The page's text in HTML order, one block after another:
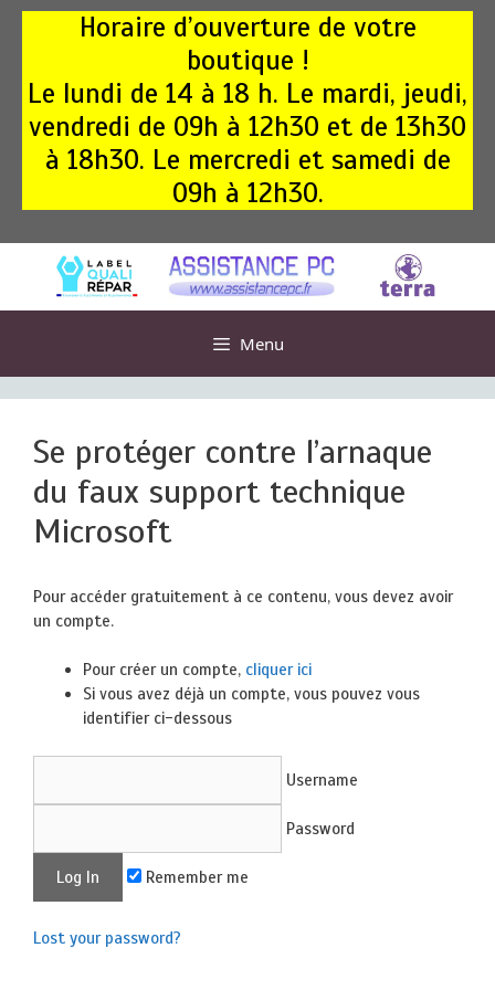
Aller
Horaire d’ouverture de votre
boutique !
Le lundi de 14 à 18 h. Le mardi, jeudi,
vendredi de 09h à 12h30 et de 13h30
à 18h30. Le mercredi et samedi de
09h à 12h30.
Menu
Se protéger contre l’arnaque
du faux support technique
Microsoft
Pour accéder gratuitement à ce contenu, vous devez avoir
un compte.
Pour créer un compte, cliquer ici
Si vous avez déjà un compte, vous pouvez vous
identifier ci-dessous
Username
Password
Remember me
Lost your password?